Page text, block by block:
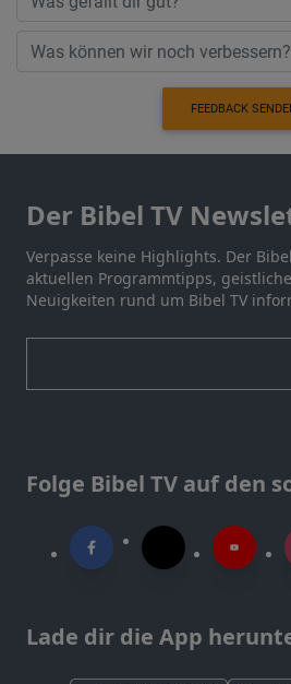
FEEDBACK
Der Bibel TV
Verpasse keine Highlights. Der
aktuellen Programmtipps,
Neuigkeiten rund um Bibel TV
Folge Bibel TV auf den
Lade dir die App